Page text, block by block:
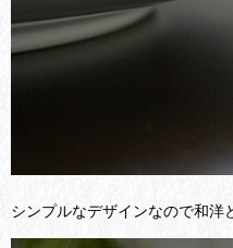
シンプルなデザインなので和洋